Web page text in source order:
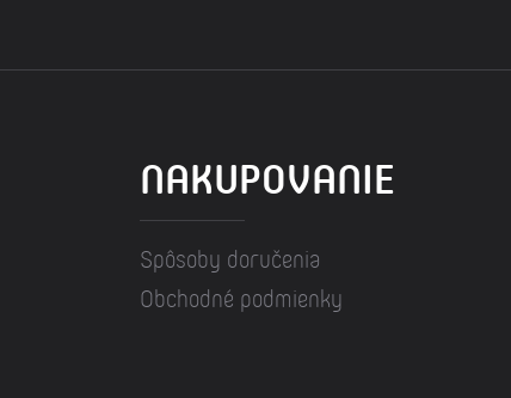
NAKUPOVANIE
Spôsoby doručenia
Obchodné podmienky